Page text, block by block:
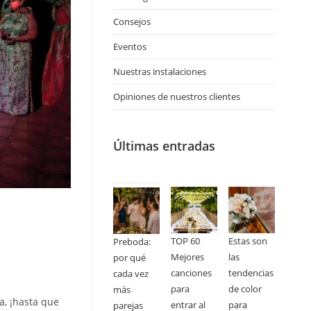
¡hasta que
Consejos
Eventos
Nuestras instalaciones
Opiniones de nuestros clientes
Últimas entradas
Preboda:
por qué
cada vez
más
parejas
TOP 60
Mejores
canciones
para
entrar al
Estas son
las
tendencias
de color
para